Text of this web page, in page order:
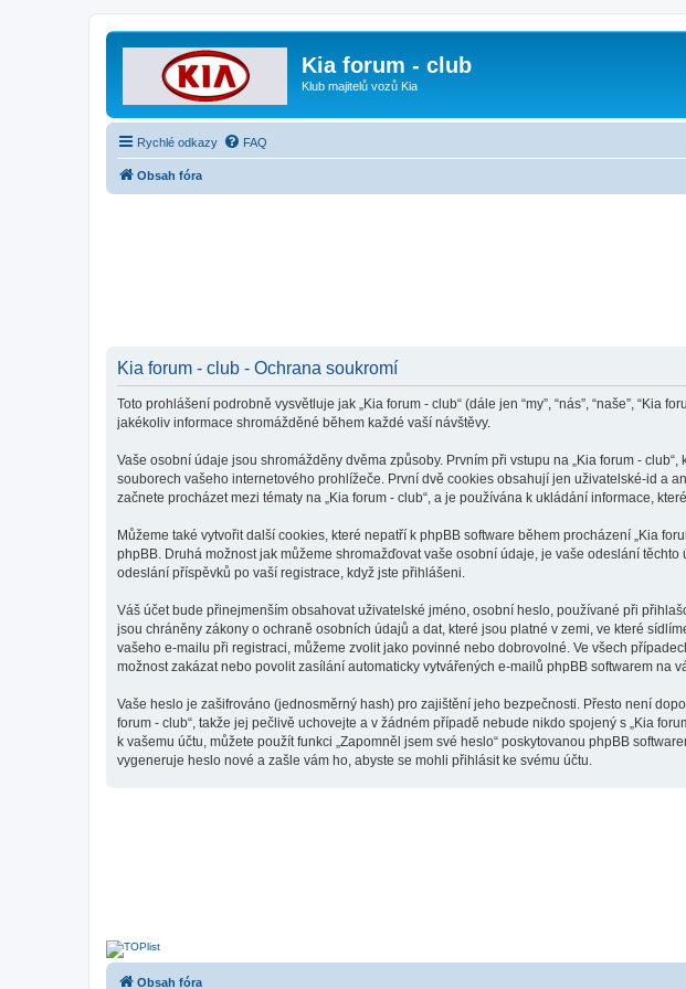
Kia forum - club
Klub majitelů vozů Kia
Rychlé odkazy FAQ
Obsah fóra
Kia forum - club - Ochrana soukromí
Toto prohlášení podrobně vysvětluje jak „Kia forum - club“ (dále jen “my”, “nás”, “naše”, “Kia
jakékoliv informace shromážděné během každé vaší návštěvy.
Vaše osobní údaje jsou shromážděny dvěma způsoby. Prvním při vstupu na „Kia forum -
souborech vašeho internetového prohlížeče. První dvě cookies obsahují jen uživatelské-id a
začnete procházet mezi tématy na „Kia forum - club“, a je používána k ukládání informace,
Můžeme také vytvořit další cookies, které nepatří k phpBB software během procházení „Kia
phpBB. Druhá možnost jak můžeme shromažďovat vaše osobní údaje, je vaše odeslání
odeslání příspěvků po vaší registrace, když jste přihlášeni.
Váš účet bude přinejmenším obsahovat uživatelské jméno, osobní heslo, používané při
jsou chráněny zákony o ochraně osobních údajů a dat, které jsou platné v zemi, ve které
vašeho e-mailu při registraci, můžeme zvolit jako povinné nebo dobrovolné. Ve všech
možnost zakázat nebo povolit zasílání automaticky vytvářených e-mailů phpBB softwarem na
Vaše heslo je zašifrováno (jednosměrný hash) pro zajištění jeho bezpečnosti. Přesto není
forum - club“, takže jej pečlivě uchovejte a v žádném případě nebude nikdo spojený s „Kia
k vašemu účtu, můžete použít funkci „Zapomněl jsem své heslo“ poskytovanou phpBB
vygeneruje heslo nové a zašle vám ho, abyste se mohli přihlásit ke svému účtu.
Obsah fóra